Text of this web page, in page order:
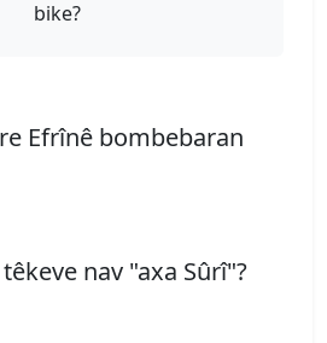
Efrînê bombebaran
nav "axa Sûrî"?